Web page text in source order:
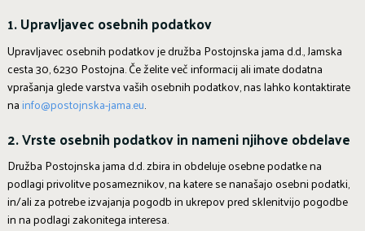
1. Upravljavec osebnih podatkov
Upravljavec osebnih podatkov je družba Postojnska jama d.d., Jamska
cesta 30, 6230 Postojna. Če želite več informacij ali imate dodatna
vprašanja glede varstva vaših osebnih podatkov, nas lahko kontaktirate
nainfo@postojnska-jama.eu.
2. Vrste osebnih podatkov in nameni njihove obdelave
Družba Postojnska jama d.d. zbira in obdeluje osebne podatke na
podlagi privolitve posameznikov, na katere se nanašajo osebni podatki,
in/ali za potrebe izvajanja pogodb in ukrepov pred sklenitvijo pogodbe
in na podlagi zakonitega interesa.